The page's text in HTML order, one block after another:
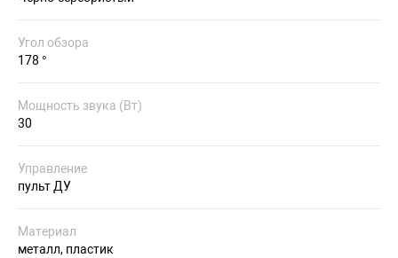
Угол обзора
178 °
Мощность звука (Вт)
30
Управление
пульт ДУ
Материал
металл, пластик